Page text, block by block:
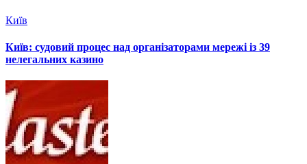
Київ
Київ: судовий процес над організаторами мережі із 39
нелегальних казино